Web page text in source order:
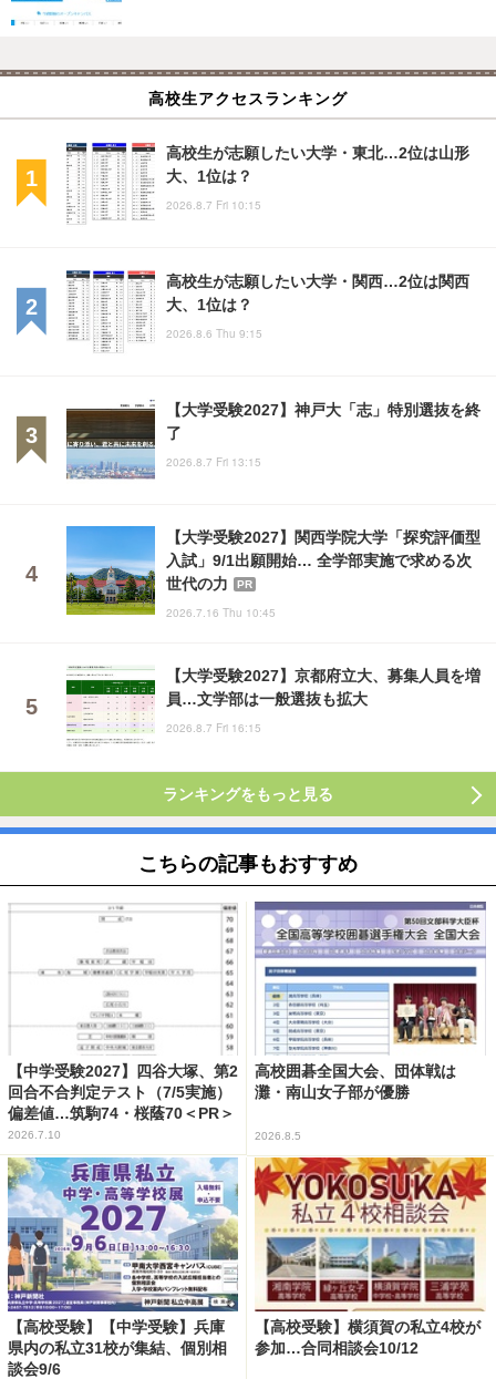
高校生アクセスランキング
高校生が志願したい大学・東北…2位は山形
大、1位は？
2026.8.7 Fri 10:15
高校生が志願したい大学・関西…2位は関西
大、1位は？
2026.8.6 Thu 9:15
【大学受験2027】神戸大「志」特別選抜を終
了
2026.8.7 Fri 13:15
【大学受験2027】関西学院大学「探究評価型
入試」9/1出願開始… 全学部実施で求める次
世代の力
PR
2026.7.16 Thu 10:45
【大学受験2027】京都府立大、募集人員を増
員…文学部は一般選抜も拡大
2026.8.7 Fri 16:15
ランキングをもっと見る
こちらの記事もおすすめ
【中学受験2027】四谷大塚、第2
回合不合判定テスト（7/5実施）
偏差値…筑駒74・桜蔭70＜PR＞
2026.7.10
高校囲碁全国大会、団体戦は
灘・南山女子部が優勝
2026.8.5
【高校受験】【中学受験】兵庫
県内の私立31校が集結、個別相
談会9/6
【高校受験】横須賀の私立4校が
参加…合同相談会10/12